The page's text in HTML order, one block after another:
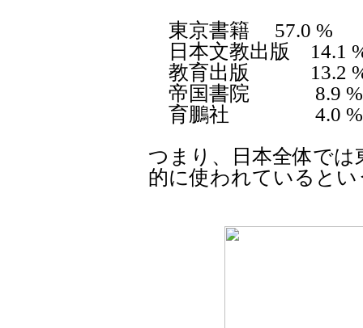
東京書籍 57.0 %
日本文教出版 14.1
教育出版 13.2
帝国書院 8.9 %
育鵬社 4.0 %
つまり、日本全体では
的に使われていると